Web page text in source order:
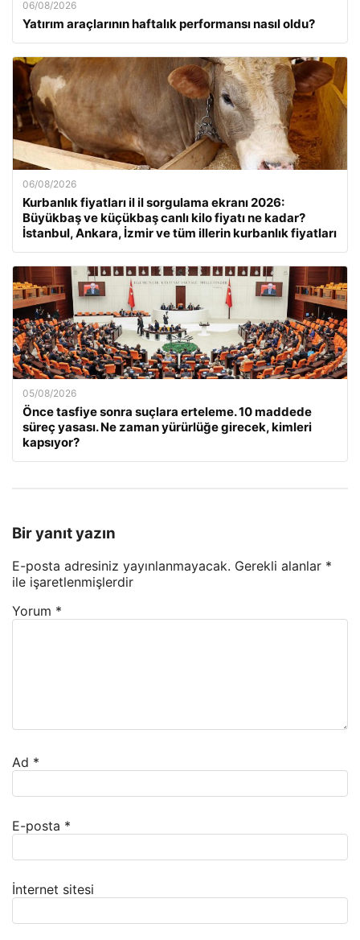
06/08/2026
Yatırım araçlarının haftalık performansı nasıl oldu?
06/08/2026
Kurbanlık fiyatları il il sorgulama ekranı 2026:
Büyükbaş ve küçükbaş canlı kilo fiyatı ne kadar?
İstanbul, Ankara, İzmir ve tüm illerin kurbanlık fiyatları
05/08/2026
Önce tasfiye sonra suçlara erteleme. 10 maddede
süreç yasası. Ne zaman yürürlüğe girecek, kimleri
kapsıyor?
Bir yanıt yazın
E-posta adresiniz yayınlanmayacak. Gerekli alanlar *
ile işaretlenmişlerdir
Yorum *
Ad *
E-posta *
İnternet sitesi